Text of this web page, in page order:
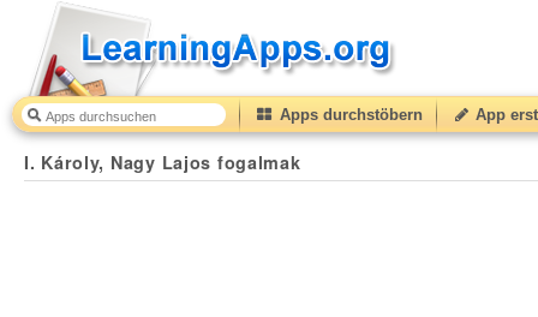
Apps durchstöbern App
I. Károly, Nagy Lajos fogalmak